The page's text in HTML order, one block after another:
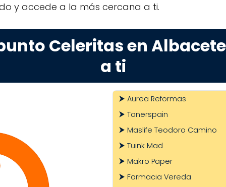
y accede a la más cercana a ti.
Celeritas en
a ti
Aurea Reformas
Tonerspain
Maslife Teodoro Camino
Tuink Mad
Makro Paper
Farmacia Vereda